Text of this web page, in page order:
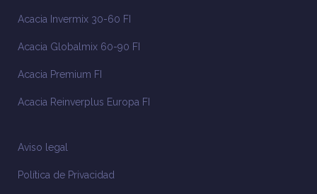
Acacia Invermix 30-60 FI
Acacia Globalmix 60-90 FI
Acacia Premium FI
Acacia Reinverplus Europa FI
Aviso legal
Política de Privacidad